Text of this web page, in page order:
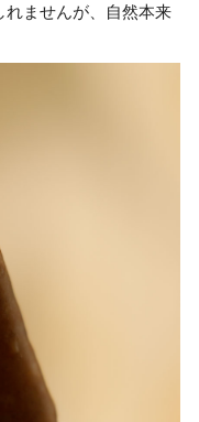
ませんが、自然本来